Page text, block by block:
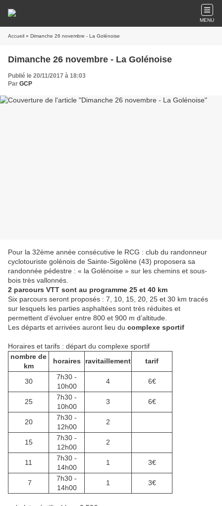
MENU
Accueil » Dimanche 26 novembre - La Golénoise
Dimanche 26 novembre - La Golénoise
Publié le 20/11/2017 à 18:03
Par GCP
Pour la 32ème année consécutive le RCG : club du randonneur
cyclotouriste golénois de Sainte-Sigolène (43) proposera sa
randonnée pédestre : « la Golénoise » sur les chemins et sous-
bois très vallonnés.
2 parcours VTT sont au programme 25 et 40 km
Six parcours seront proposés : 7, 10, 15, 20, 25 et 30 km tracés
sur lesquels les parties asphaltées sont très réduites et
permettent d’évoluer entre 800 et 900 m d’altitude.
Les départs et arrivées auront lieu du complexe sportif
Horaires et tarifs : départ du complexe sportif
nombre de
km
horaires ravitaillement tarif
30
7h30 -
10h00
4 6€
25
7h30 -
10h00
3 6€
20
7h30 -
12h00
2
15
7h30 -
12h00
2
11
7h30 -
14h00
1 3€
7
7h30 -
14h00
1 3€